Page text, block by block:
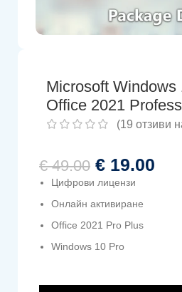
Microsoft Windows
Office 2021
(19 отзиви
€49.00 € 19.00
Цифрови лицензи
Онлайн активиране
Office 2021 Pro Plus
Windows 10 Pro